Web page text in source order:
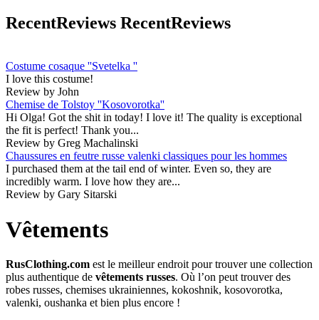
RecentReviews RecentReviews
Costume cosaque ''Svetelka ''
I love this costume!
Review by John
Chemise de Tolstoy ''Kosovorotka''
Hi Olga! Got the shit in today! I love it! The quality is exceptional
the fit is perfect! Thank you...
Review by Greg Machalinski
Chaussures en feutre russe valenki classiques pour les hommes
I purchased them at the tail end of winter. Even so, they are
incredibly warm. I love how they are...
Review by Gary Sitarski
Vêtements
RusClothing.com est le meilleur endroit pour trouver une collection
plus authentique de vêtements russes. Où l’on peut trouver des
robes russes, chemises ukrainiennes, kokoshnik, kosovorotka,
valenki, oushanka et bien plus encore !